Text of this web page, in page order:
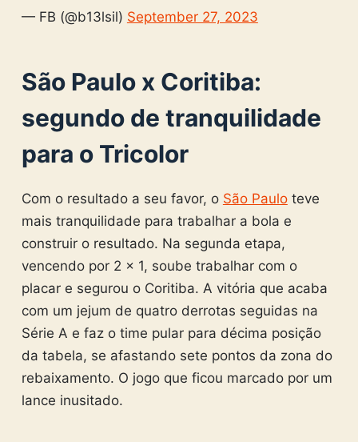
— FB (@b13lsil) September 27, 2023
São Paulo x Coritiba:
segundo de tranquilidade
para o Tricolor
Com o resultado a seu favor, o São Pauloteve
mais tranquilidade para trabalhar a bola e
construir o resultado. Na segunda etapa,
vencendo por 2 x 1, soube trabalhar com o
placar e segurou o Coritiba. A vitória que acaba
com um jejum de quatro derrotas seguidas na
Série A e faz o time pular para décima posição
da tabela, se afastando sete pontos da zona do
rebaixamento. O jogo que ficou marcado por um
lance inusitado.